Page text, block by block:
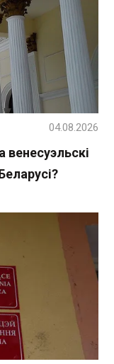
04.08.2026